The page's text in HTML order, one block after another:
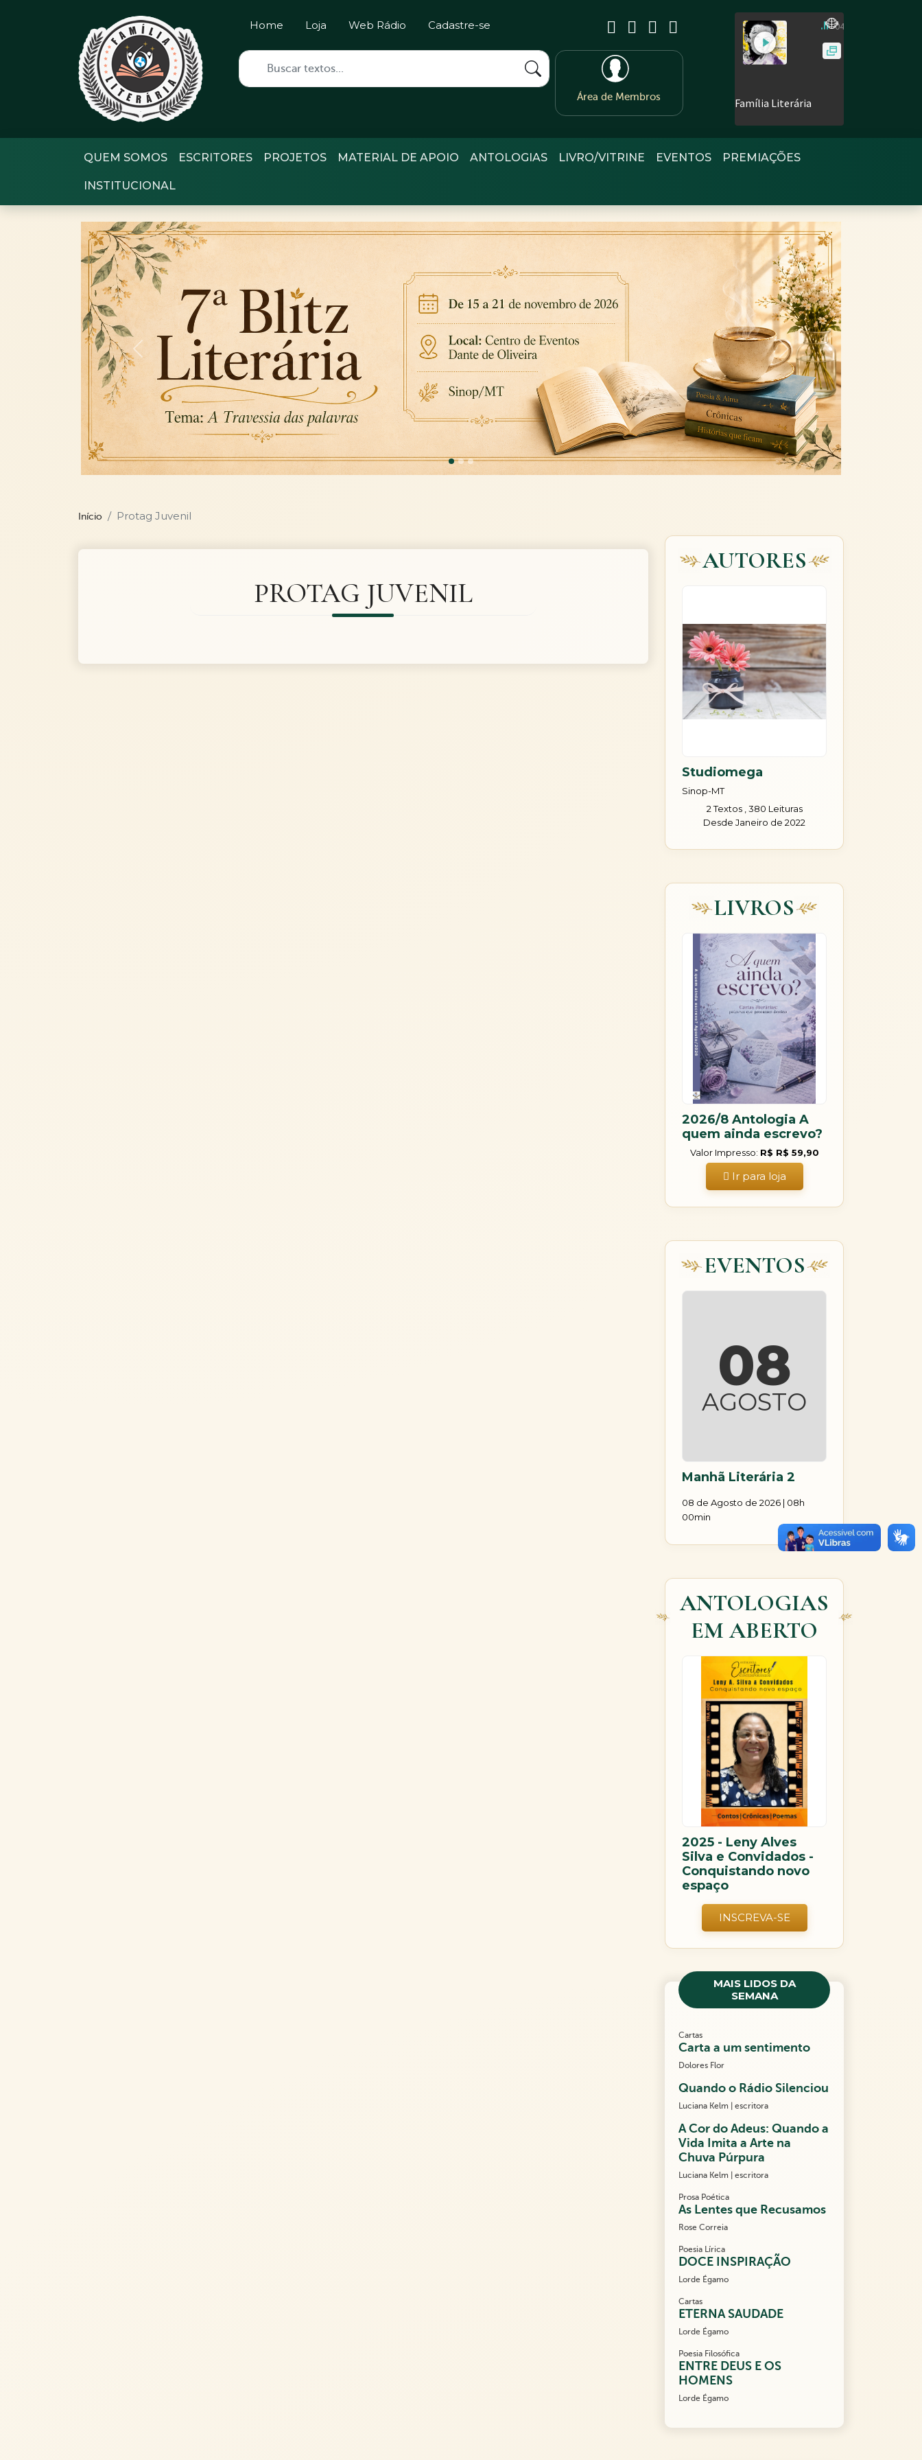
Home Loja Web Rádio Cadastre-se
Área de Membros
QUEM SOMOS ESCRITORES PROJETOS MATERIAL DE APOIO ANTOLOGIAS LIVRO/VITRINE EVENTOS PREMIAÇÕES
INSTITUCIONAL
Previous Next
Início Protag Juvenil
PROTAG JUVENIL
AUTORES
Studiomega
Sinop-MT
2 Textos , 380 Leituras
Desde Janeiro de 2022
LIVROS
2026/8 Antologia A
quem ainda escrevo?
Valor Impresso: R$ R$ 59,90
Ir para loja
EVENTOS
08
AGOSTO
Manhã Literária 2
08 de Agosto de 2026 | 08h
00min
ANTOLOGIAS
EM ABERTO
2025 - Leny Alves
Silva e Convidados -
Conquistando novo
espaço
INSCREVA-SE
MAIS LIDOS DA
SEMANA
Cartas
Carta a um sentimento
Dolores Flor
Quando o Rádio Silenciou
Luciana Kelm | escritora
A Cor do Adeus: Quando a
Vida Imita a Arte na
Chuva Púrpura
Luciana Kelm | escritora
Prosa Poética
As Lentes que Recusamos
Rose Correia
Poesia Lírica
DOCE INSPIRAÇÃO
Lorde Égamo
Cartas
ETERNA SAUDADE
Lorde Égamo
Poesia Filosófica
ENTRE DEUS E OS
HOMENS
Lorde Égamo